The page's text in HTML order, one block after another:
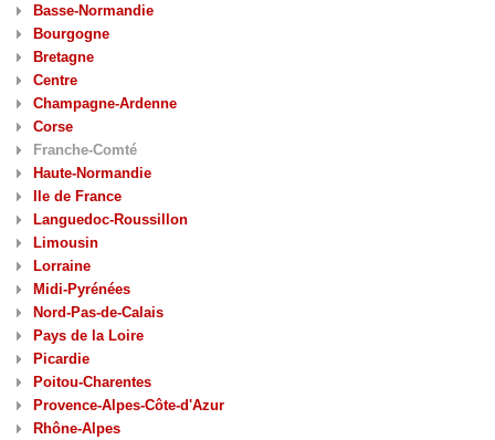
Basse-Normandie
Bourgogne
Bretagne
Centre
Champagne-Ardenne
Corse
Franche-Comté
Haute-Normandie
Ile de France
Languedoc-Roussillon
Limousin
Lorraine
Midi-Pyrénées
Nord-Pas-de-Calais
Pays de la Loire
Picardie
Poitou-Charentes
Provence-Alpes-Côte-d'Azur
Rhône-Alpes